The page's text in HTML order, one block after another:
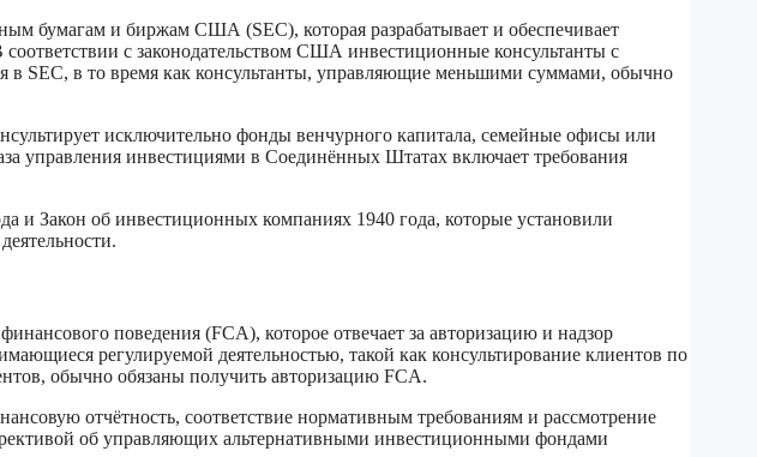
бумагам и биржам США (SEC), которая разрабатывает и обеспечивает
с законодательством США инвестиционные консультанты с
SEC, в то время как консультанты, управляющие меньшими суммами, обычно
исключительно фонды венчурного капитала, семейные офисы или
управления инвестициями в Соединённых Штатах включает требования
и Закон об инвестиционных компаниях 1940 года, которые установили
поведения (FCA), которое отвечает за авторизацию и надзор
регулируемой деятельностью, такой как консультирование клиентов по
обычно обязаны получить авторизацию FCA.
отчётность, соответствие нормативным требованиям и рассмотрение
об управляющих альтернативными инвестиционными фондами